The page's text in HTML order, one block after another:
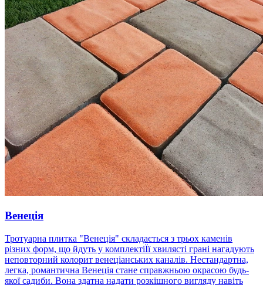
Венеція
Тротуарна плитка "Венеція" складається з трьох каменів
різних форм, що йдуть у комплектіЇї хвилясті грані нагадують
неповторний колорит венеціанських каналів. Нестандартна,
легка, романтична Венеція стане справжньою окрасою будь-
якої садиби. Вона здатна надати розкішного вигляду навіть